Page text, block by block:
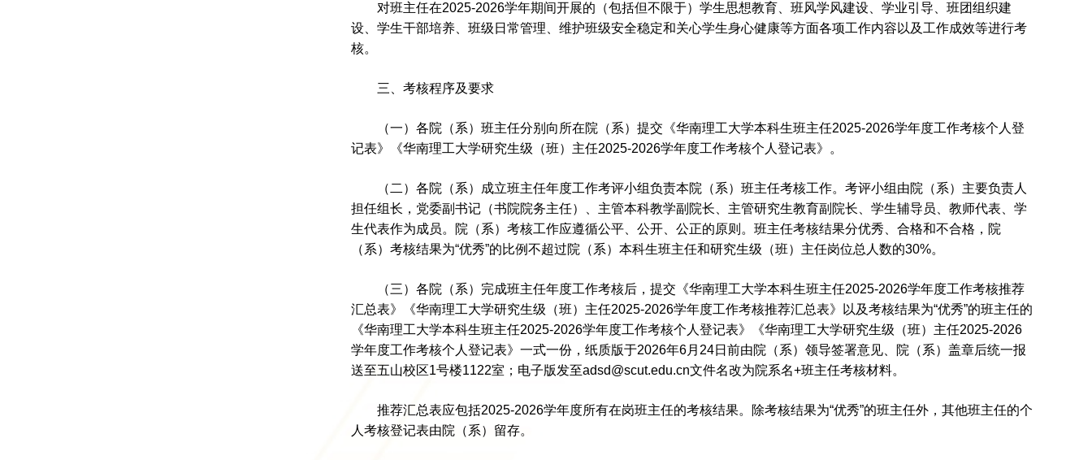
对班主任在2025-2026学年期间开展的（包括但不限于）学生思想教育、班风学风建设、学业引导、班团组织建
设、学生干部培养、班级日常管理、维护班级安全稳定和关心学生身心健康等方面各项工作内容以及工作成效等进行考
核。
三、考核程序及要求
（一）各院（系）班主任分别向所在院（系）提交《华南理工大学本科生班主任2025-2026学年度工作考核个人登
记表》《华南理工大学研究生级（班）主任2025-2026学年度工作考核个人登记表》。
（二）各院（系）成立班主任年度工作考评小组负责本院（系）班主任考核工作。考评小组由院（系）主要负责人
担任组长，党委副书记（书院院务主任）、主管本科教学副院长、主管研究生教育副院长、学生辅导员、教师代表、学
生代表作为成员。院（系）考核工作应遵循公平、公开、公正的原则。班主任考核结果分优秀、合格和不合格，院
（系）考核结果为“优秀”的比例不超过院（系）本科生班主任和研究生级（班）主任岗位总人数的30%。
（三）各院（系）完成班主任年度工作考核后，提交《华南理工大学本科生班主任2025-2026学年度工作考核推荐
汇总表》《华南理工大学研究生级（班）主任2025-2026学年度工作考核推荐汇总表》以及考核结果为“优秀”的班主任的
《华南理工大学本科生班主任2025-2026学年度工作考核个人登记表》《华南理工大学研究生级（班）主任2025-2026
学年度工作考核个人登记表》一式一份，纸质版于2026年6月24日前由院（系）领导签署意见、院（系）盖章后统一报
送至五山校区1号楼1122室；电子版发至adsd@scut.edu.cn文件名改为院系名+班主任考核材料。
推荐汇总表应包括2025-2026学年度所有在岗班主任的考核结果。除考核结果为“优秀”的班主任外，其他班主任的个
人考核登记表由院（系）留存。